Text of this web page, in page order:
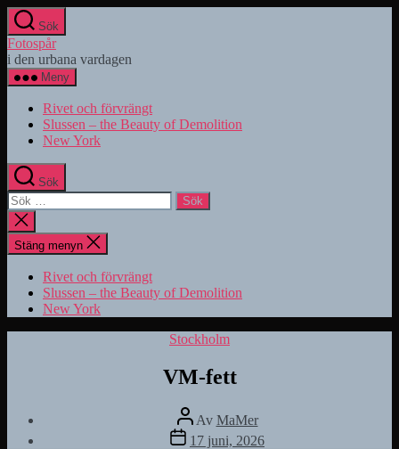
Hoppa
till
innehåll
Sök
Fotospår
i den urbana vardagen
Meny
Rivet och förvrängt
Slussen – the Beauty of Demolition
New York
Sök
Sök
efter:
Stäng
sökningen
Stäng menyn
Rivet och förvrängt
Slussen – the Beauty of Demolition
New York
Kategorier
Stockholm
VM-fett
Inläggsförfattare
Av MaMer
Inläggsdatum
17 juni, 2026